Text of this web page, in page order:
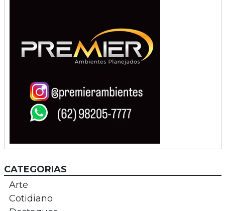
CATEGORIAS
Arte
Cotidiano